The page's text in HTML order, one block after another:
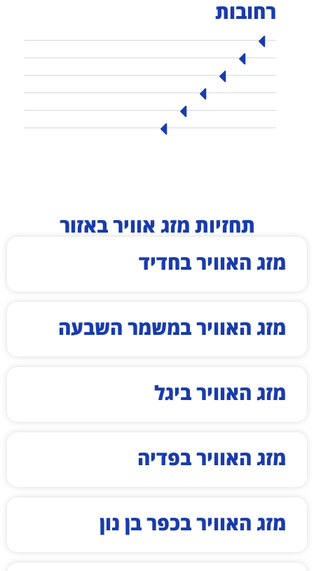
רחובות
תחזיות מזג אוויר באזור
מזג האוויר בחדיד
מזג האוויר במשמר השבעה
מזג האוויר ביגל
מזג האוויר בפדיה
מזג האוויר בכפר בן נון